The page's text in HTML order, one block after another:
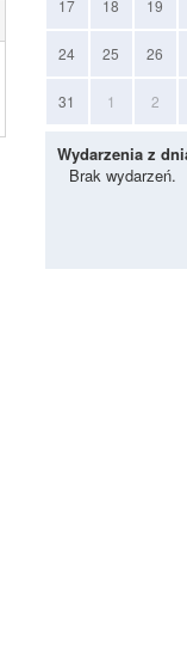
17 18 19
24 25 26
31 1 2
Wydarzenia z
Brak wydarzeń.